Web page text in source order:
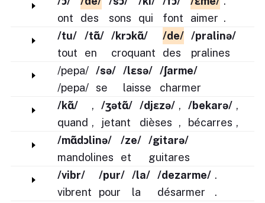
ont
des
sons
qui
font
aimer .
/tu/
tout
/tɑ̃/
en
/krɔkɑ̃/
croquant
/de/
des
/pralinə/
pralines
/pepa/
/pepa/
/sə/
se
/lɛsə/
laisse
/ʃarme/
charmer
/kɑ̃/
quand
,
,
/ʒətɑ̃/
jetant
/djɛzə/
dièses
,
,
/bekarə/
bécarres
,
,
/mɑ̃dɔlinə/
mandolines
/ze/
et
/gitarə/
guitares
/vibr/
vibrent
/pur/
pour
/la/
la
/dezarme/
désarmer
.
.